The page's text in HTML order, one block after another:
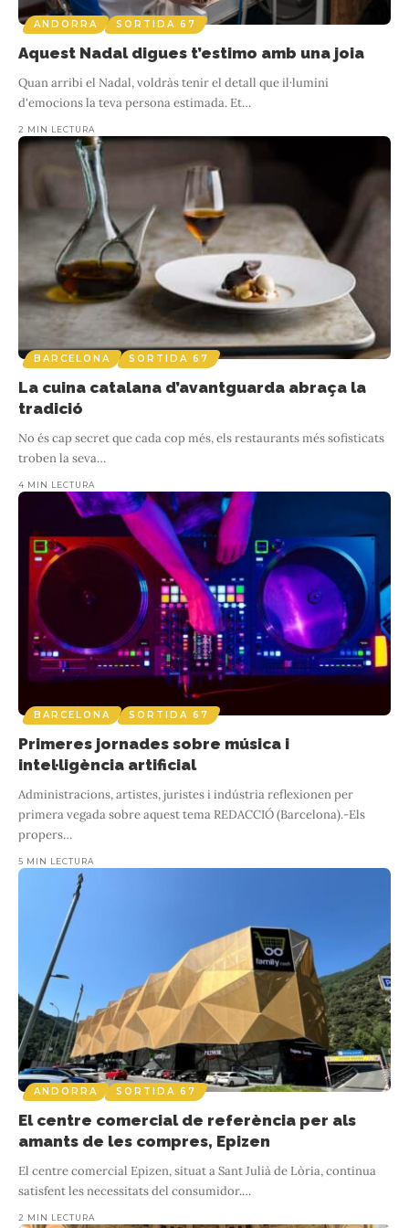
ANDORRA SORTIDA 67
Aquest Nadal digues t’estimo amb una joia
Quan arribi el Nadal, voldràs tenir el detall que il·lumini
d'emocions la teva persona estimada. Et…
2 MIN LECTURA
BARCELONA SORTIDA 67
La cuina catalana d’avantguarda abraça la
tradició
No és cap secret que cada cop més, els restaurants més sofisticats
troben la seva…
4 MIN LECTURA
BARCELONA SORTIDA 67
Primeres jornades sobre música i
intel·ligència artificial
Administracions, artistes, juristes i indústria reflexionen per
primera vegada sobre aquest tema REDACCIÓ (Barcelona).-Els
propers…
5 MIN LECTURA
ANDORRA SORTIDA 67
El centre comercial de referència per als
amants de les compres, Epizen
El centre comercial Epizen, situat a Sant Julià de Lòria, continua
satisfent les necessitats del consumidor.…
2 MIN LECTURA